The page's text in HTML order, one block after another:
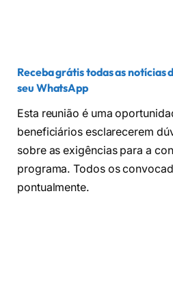
Receba grátis todas as notícias
seu WhatsApp
Esta reunião é uma
beneficiários esclarecerem
sobre as exigências para a
programa. Todos os
pontualmente.